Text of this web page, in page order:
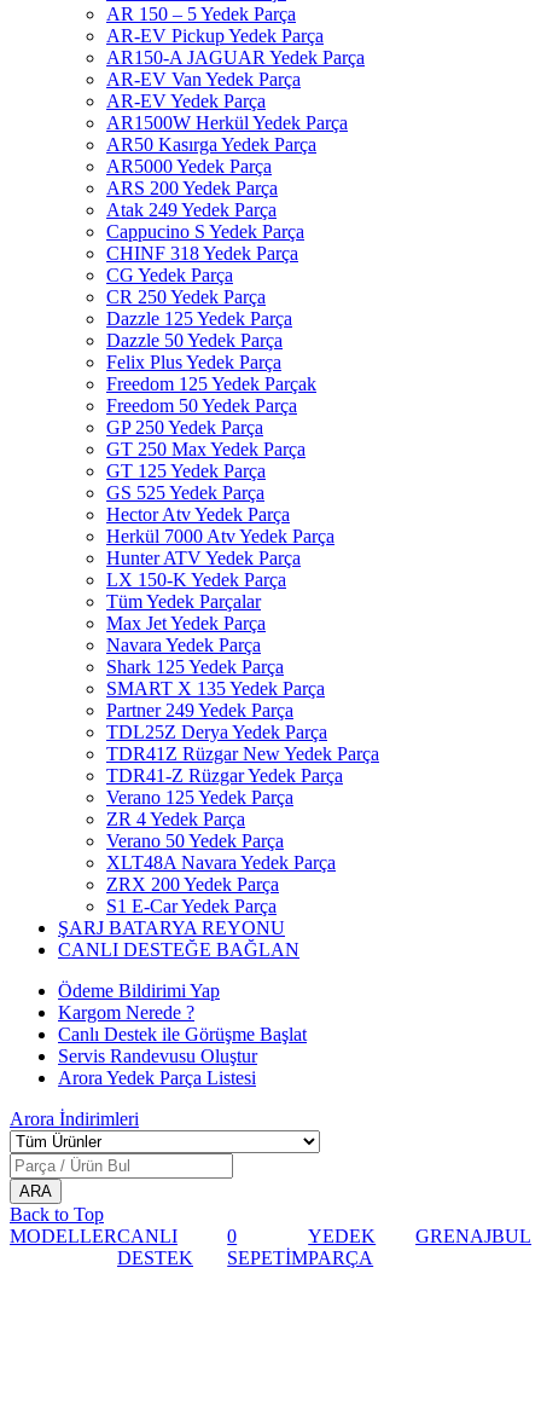
AR 150 – 5 Yedek Parça
AR-EV Pickup Yedek Parça
AR150-A JAGUAR Yedek Parça
AR-EV Van Yedek Parça
AR-EV Yedek Parça
AR1500W Herkül Yedek Parça
AR50 Kasırga Yedek Parça
AR5000 Yedek Parça
ARS 200 Yedek Parça
Atak 249 Yedek Parça
Cappucino S Yedek Parça
CHINF 318 Yedek Parça
CG Yedek Parça
CR 250 Yedek Parça
Dazzle 125 Yedek Parça
Dazzle 50 Yedek Parça
Felix Plus Yedek Parça
Freedom 125 Yedek Parçak
Freedom 50 Yedek Parça
GP 250 Yedek Parça
GT 250 Max Yedek Parça
GT 125 Yedek Parça
GS 525 Yedek Parça
Hector Atv Yedek Parça
Herkül 7000 Atv Yedek Parça
Hunter ATV Yedek Parça
LX 150-K Yedek Parça
Tüm Yedek Parçalar
Max Jet Yedek Parça
Navara Yedek Parça
Shark 125 Yedek Parça
SMART X 135 Yedek Parça
Partner 249 Yedek Parça
TDL25Z Derya Yedek Parça
TDR41Z Rüzgar New Yedek Parça
TDR41-Z Rüzgar Yedek Parça
Verano 125 Yedek Parça
ZR 4 Yedek Parça
Verano 50 Yedek Parça
XLT48A Navara Yedek Parça
ZRX 200 Yedek Parça
S1 E-Car Yedek Parça
ŞARJ BATARYA REYONU
CANLI DESTEĞE BAĞLAN
Ödeme Bildirimi Yap
Kargom Nerede ?
Canlı Destek ile Görüşme Başlat
Servis Randevusu Oluştur
Arora Yedek Parça Listesi
Arora İndirimleri
Back to Top
MODELLERCANLI
DESTEK
0
SEPETİM
YEDEK
PARÇA
GRENAJBUL